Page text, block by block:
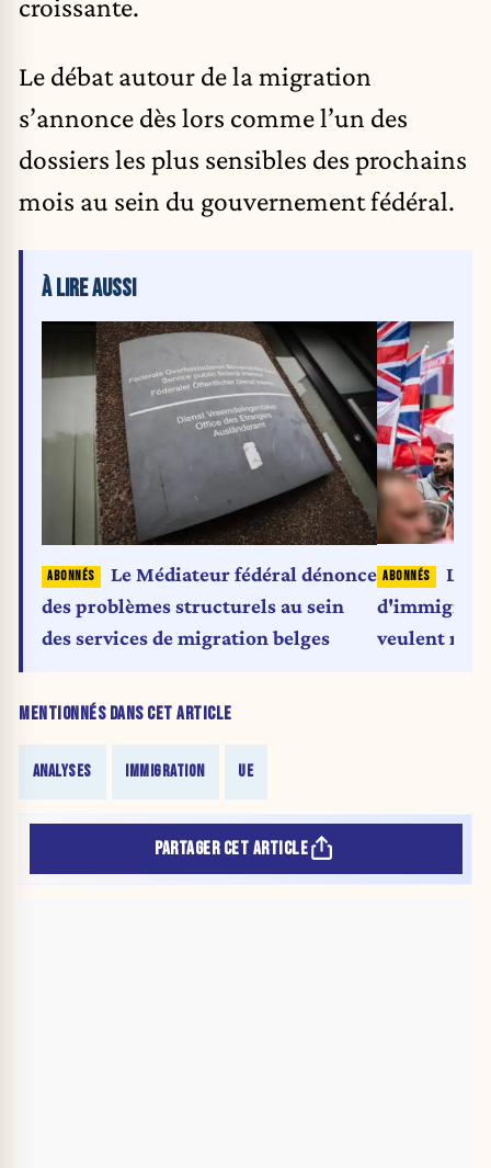
croissante.
Le débat autour de la migration
s’annonce dès lors comme l’un des
dossiers les plus sensibles des prochains
mois au sein du gouvernement fédéral.
MENTIONNÉS DANS CET ARTICLE
ANALYSES IMMIGRATION UE
À LIRE AUSSI
Le Médiateur fédéral dénonce
des problèmes structurels au sein
des services de migration belges
veulent
PARTAGER CET ARTICLE